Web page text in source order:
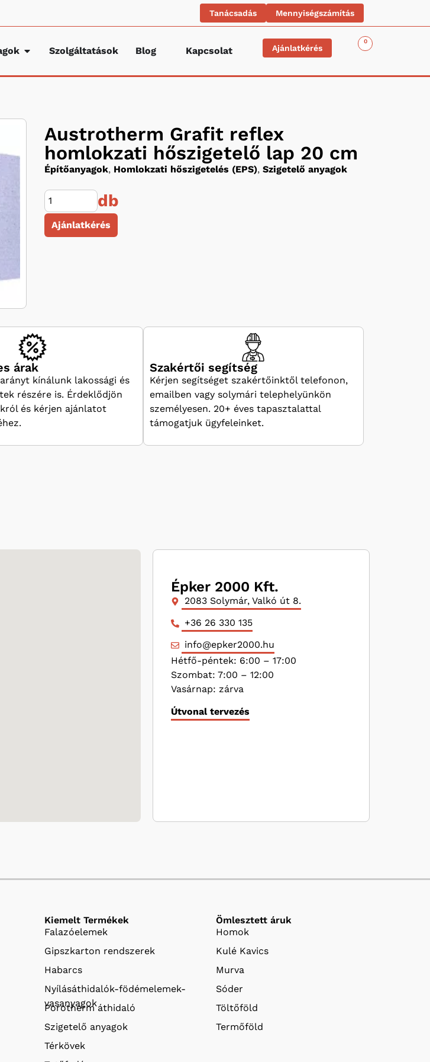
Tanácsadás Mennyiségszámítás
Szolgáltatások Blog Kapcsolat Ajánlatkérés
0
Austrotherm Grafit reflex
homlokzati hőszigetelő lap 20 cm
Építőanyagok, Homlokzati hőszigetelés (EPS), Szigetelő anyagok
db
Ajánlatkérés
árak
kínálunk lakossági és
részére is. Érdeklődjön
és kérjen ajánlatot
Szakértői segítség
Kérjen segítséget szakértőinktől telefonon,
emailben vagy solymári telephelyünkön
személyesen. 20+ éves tapasztalattal
támogatjuk ügyfeleinket.
Épker 2000 Kft.
2083 Solymár, Valkó út 8.
+36 26 330 135
info@epker2000.hu
Hétfő-péntek: 6:00 – 17:00
Szombat: 7:00 – 12:00
Vasárnap: zárva
Útvonal tervezés
Kiemelt Termékek
Falazóelemek
Gipszkarton rendszerek
Habarcs
Nyílásáthidalók-födémelemek-
vasanyagok
Porotherm áthidaló
Szigetelő anyagok
Térkövek
Ömlesztett áruk
Homok
Kulé Kavics
Murva
Sóder
Töltőföld
Termőföld